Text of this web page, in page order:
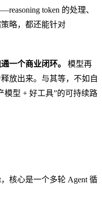
token 的处理、
略，都还能针对
一个商业闭环。
模型再
放出来。与其等，不如自
模型 + 好工具”的可持续路
核心是一个多轮 Agent 循